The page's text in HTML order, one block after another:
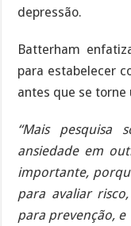
depressão.
Batterham
para estabelecer
antes que se
“Mais pesquisa
ansiedade em
importante,
para avaliar
para prevenção, e